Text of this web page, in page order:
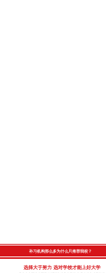
补习机构那么多为什么只推荐我校？
选择大于努力 选对学校才能上好大学